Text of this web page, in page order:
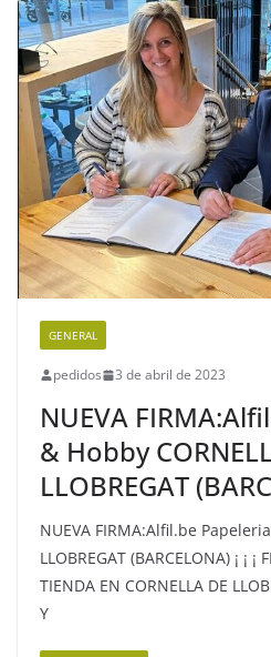
GENERAL
pedidos 3 de abril de 2023
NUEVA
& Hobby
LLOBREGAT
NUEVA FIRMA:Alfil.be
LLOBREGAT (BARCELONA) ¡ ¡ ¡
TIENDA EN CORNELLA DE
Y